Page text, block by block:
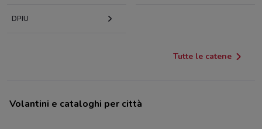
DPIU
Tutte le catene
Volantini e cataloghi per città